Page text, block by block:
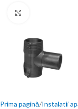
Prima pagină Instalatii